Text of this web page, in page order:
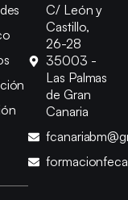
C/ León y
Castillo,
26-28
35003 -
Las Palmas
de Gran
Canaria